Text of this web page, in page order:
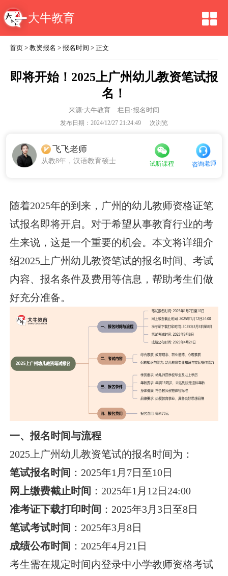
大牛教育
首页 >教资报名 >报名时间 > 正文
即将开始！2025上广州幼儿教资笔试报
名！
来源:大牛教育 栏目:报名时间
发布日期：2024/12/27 21:24:49 次浏览
飞飞老师
从教8年，汉语教育硕士 试听课程 咨询老师
随着2025年的到来，广州的幼儿教师资格证笔
试报名即将开启。对于希望从事教育行业的考
生来说，这是一个重要的机会。本文将详细介
绍2025上广州幼儿教资笔试的报名时间、考试
内容、报名条件及费用等信息，帮助考生们做
好充分准备。
一、报名时间与流程
2025上广州幼儿教资笔试的报名时间为：
笔试报名时间 ：2025年1月7日至10日
网上缴费截止时间 ：2025年1月12日24:00
准考证下载打印时间 ：2025年3月3日至8日
笔试考试时间 ：2025年3月8日
成绩公布时间 ：2025年4月21日
考生需在规定时间内登录中小学教师资格考试